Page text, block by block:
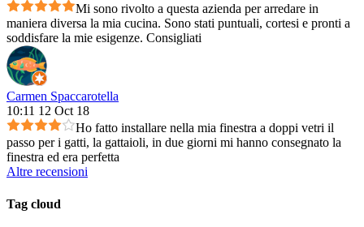
Mi sono rivolto a questa azienda per arredare in
maniera diversa la mia cucina. Sono stati puntuali, cortesi e pronti a
soddisfare la mie esigenze. Consigliati
Carmen Spaccarotella
10:11 12 Oct 18
Ho fatto installare nella mia finestra a doppi vetri il
passo per i gatti, la gattaioli, in due giorni mi hanno consegnato la
finestra ed era perfetta
Altre recensioni
Tag cloud